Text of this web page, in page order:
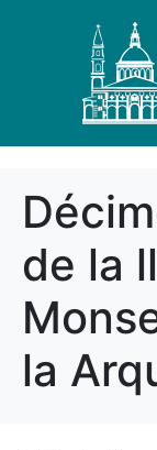
de la
la